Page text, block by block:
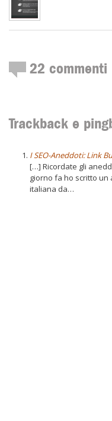
22 commenti
Trackback e
I SEO-Aneddoti: Link
[…] Ricordate gli
giorno fa ho scritto
italiana da…